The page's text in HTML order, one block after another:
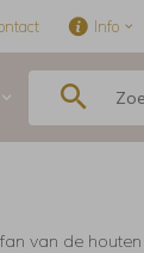
Info
van de